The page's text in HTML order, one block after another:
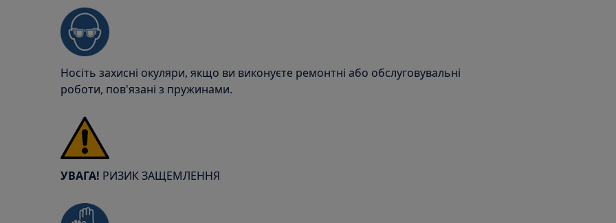
Носіть захисні окуляри, якщо ви виконуєте ремонтні або обслуговувальні
роботи, пов'язані з пружинами.
УВАГА! РИЗИК ЗАЩЕМЛЕННЯ